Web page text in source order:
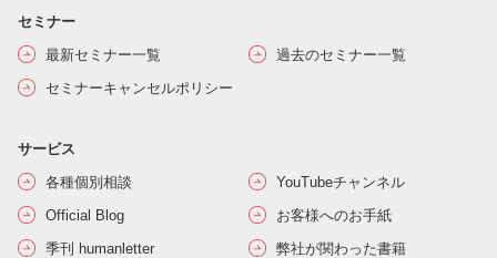
セミナー
最新セミナー一覧
過去のセミナー一覧
セミナーキャンセルポリシー
サービス
各種個別相談
YouTubeチャンネル
Official Blog
お客様へのお手紙
季刊 humanletter
弊社が関わった書籍